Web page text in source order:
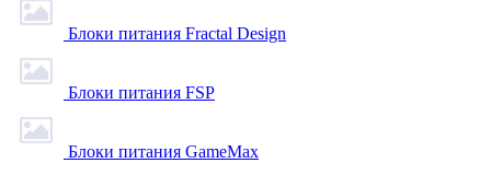
Блоки питания Fractal Design
Блоки питания FSP
Блоки питания GameMax